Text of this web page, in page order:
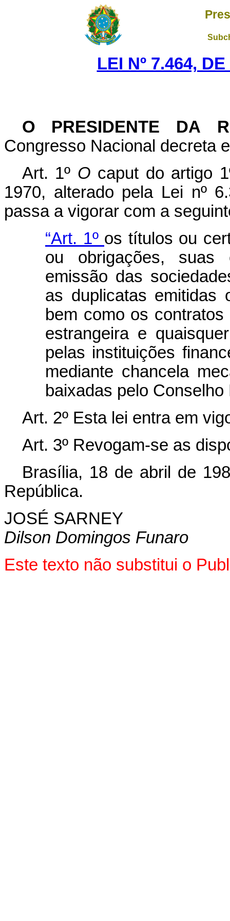
LEI Nº 7.464,
O
PRESIDENTE DA
Congresso Nacional decreta
Art. 1º O caput do artigo
1970, alterado pela Lei nº
passa a vigorar com a
“Art. 1º os títulos ou
ou obrigações, suas
emissão das
as duplicatas emitidas
bem como os
estrangeira e
pelas instituições
mediante chancela
baixadas pelo
Art. 2º Esta lei entra em
Art. 3º Revogam-se as
Brasília, 18 de abril de
República.
JOSÉ SARNEY
Dilson Domingos Funaro
Este texto não substitui o